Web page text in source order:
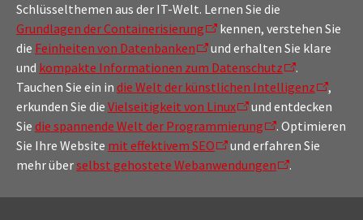
Schlüsselthemen aus der IT-Welt. Lernen Sie die
Grundlagen der Containerisierung
kennen, verstehen Sie
die Feinheiten von Datenbanken
und erhalten Sie klare
und kompakte Informationen zum Datenschutz
.
Tauchen Sie ein in die Welt der künstlichen Intelligenz
,
erkunden Sie die Vielseitigkeit von Linux
und entdecken
Sie die spannende Welt der Programmierung
. Optimieren
Sie Ihre Website mit effektivem SEO
und erfahren Sie
mehr überselbst gehostete Webanwendungen .